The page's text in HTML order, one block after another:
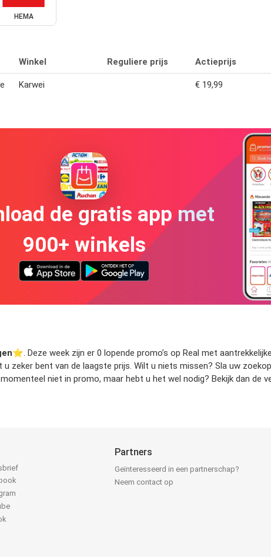
HEMA
Winkel Reguliere prijs Actieprijs
Karwei € 19,99
de gratis app met
900+ winkels
⭐️. Deze week zijn er 0 lopende promo’s op Real met
zeker bent van de laagste prijs. Wilt u niets missen? Sla uw
niet in promo, maar hebt u het wel nodig? Bekijk dan de
Partners
Geïnteresseerd in een partnerschap?
Neem contact op